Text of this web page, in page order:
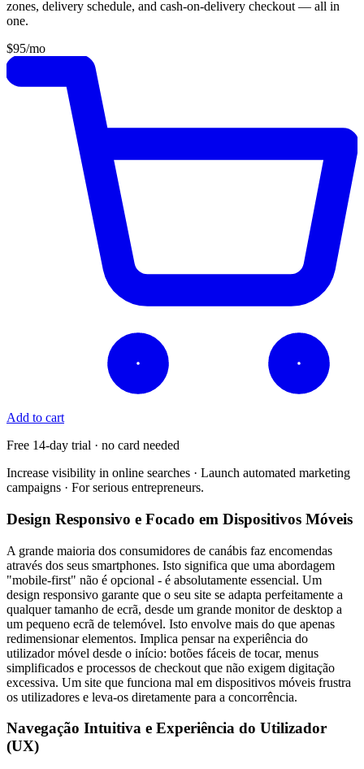
zones, delivery schedule, and cash-on-delivery checkout — all in
one.
$95/mo
Add to cart
Free 14-day trial · no card needed
Increase visibility in online searches · Launch automated marketing
campaigns · For serious entrepreneurs.
Design Responsivo e Focado em Dispositivos Móveis
A grande maioria dos consumidores de canábis faz encomendas
através dos seus smartphones. Isto significa que uma abordagem
"mobile-first" não é opcional - é absolutamente essencial. Um
design responsivo garante que o seu site se adapta perfeitamente a
qualquer tamanho de ecrã, desde um grande monitor de desktop a
um pequeno ecrã de telemóvel. Isto envolve mais do que apenas
redimensionar elementos. Implica pensar na experiência do
utilizador móvel desde o início: botões fáceis de tocar, menus
simplificados e processos de checkout que não exigem digitação
excessiva. Um site que funciona mal em dispositivos móveis frustra
os utilizadores e leva-os diretamente para a concorrência.
Navegação Intuitiva e Experiência do Utilizador
(UX)